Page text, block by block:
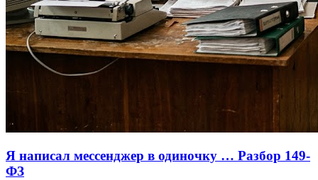
Я написал мессенджер в одиночку … Разбор 149-
ФЗ